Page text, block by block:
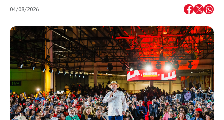
04/08/2026